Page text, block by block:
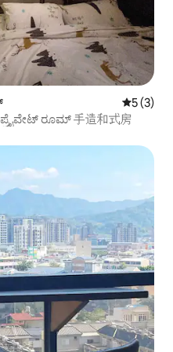
5 ರಲ್ಲಿ 5
5 (3)
ರೂಮ್ 手造和式房